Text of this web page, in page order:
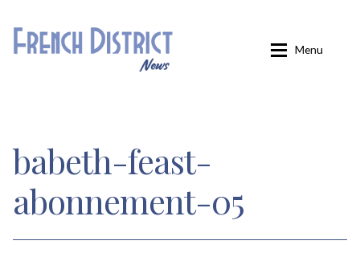
Aller
à
Aller
au
Menu
Carminati
Confirmation
babeth-feast-
abonnement-05